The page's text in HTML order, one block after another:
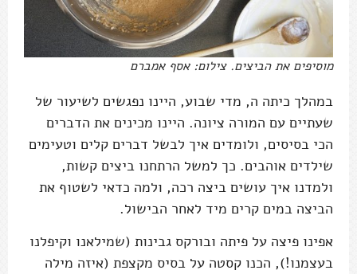
מוסיפים את הביצים. צילום: אסף אמברם
במהלך כיתה ה, מדי שבוע, היינו נפגשים לשיעור של
שעתיים עם המורה ציונה. היינו מכינים את הדברים
הכי בסיסים, ולומדים איך לבשל דברים קלים וטעימים
שילדים אוהבים. כך למשל הרתחנו ביצים קשות,
ולמדנו איך עושים ביצה רכה, ולמה כדאי לשטוף את
הביצה במים קרים מיד לאחר הבישול.
אפינו פיצה על פיתה ובורקס גבינות (שמילאנו וקיפלנו
בעצמנו!), הכנו קסטה על בסיס מקצפת (איזה מילה